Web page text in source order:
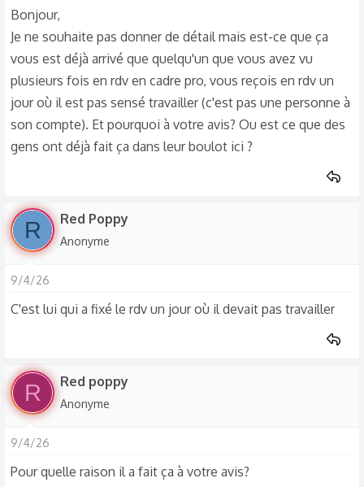
Bonjour,
Je ne souhaite pas donner de détail mais est-ce que ça
vous est déjà arrivé que quelqu'un que vous avez vu
plusieurs fois en rdv en cadre pro, vous reçois en rdv un
jour où il est pas sensé travailler (c'est pas une personne à
son compte). Et pourquoi à votre avis? Ou est ce que des
gens ont déjà fait ça dans leur boulot ici ?
R Red Poppy
Anonyme
9/4/26
C'est lui qui a fixé le rdv un jour où il devait pas travailler
R Red poppy
Anonyme
9/4/26
Pour quelle raison il a fait ça à votre avis?